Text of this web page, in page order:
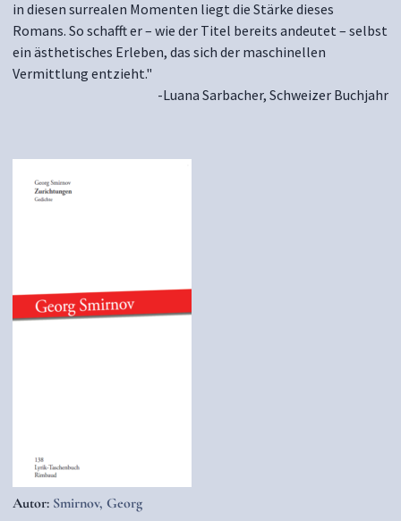
in diesen surrealen Momenten liegt die Stärke dieses
Romans. So schafft er – wie der Titel bereits andeutet – selbst
ein ästhetisches Erleben, das sich der maschinellen
Vermittlung entzieht."
-Luana Sarbacher, Schweizer Buchjahr
Autor: Smirnov, Georg